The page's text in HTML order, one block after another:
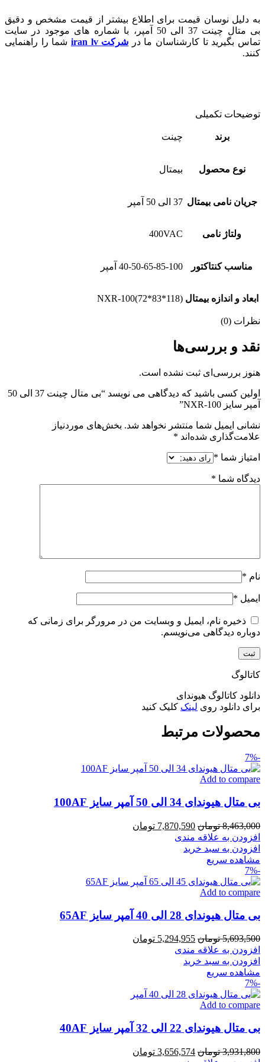
به دلیل نوسان قیمت برای اطلاع بیشتر از قیمت مشخص و دقیق
بی متال چینت 37 الی 50 آمپر، با شماره های موجود در سایت
تماس بگیرید تا کارشناسان ما در شرکت iran lv
شما را راهنمایی
کنند.
توضیحات تکمیلی
برند چینت
نوع محصول بیمتال
جریان نامی بیمتال 37 الی 50 آمپر
ولتاژ نامی 400VAC
مناسب کنتاکتور 40-50-65-85-100 آمپر
ابعاد و اندازه بیمتال NXR-100(72*83*118)
نظرات (0)
نقد و بررسی‌ها
هنوز بررسی‌ای ثبت نشده است.
اولین کسی باشید که دیدگاهی می نویسد “بی متال چینت 37 الی 50
آمپر سایز NXR-100”
نشانی ایمیل شما منتشر نخواهد شد. بخش‌های موردنیاز
علامت‌گذاری شده‌اند *
امتیاز شما *
دیدگاه شما *
نام *
ایمیل *
ذخیره نام، ایمیل و وبسایت من در مرورگر برای زمانی که
دوباره دیدگاهی می‌نویسم.
کاتالوگ
دانلود کاتالوگ هیوندای
برای دانلود روی لینک کلیک کنید
محصولات مرتبط
-7%
Add to compare
بی متال هیوندای 34 الی 50 آمپر سایز 100AF
8,463,000 تومان قیمت
اصلی
7,870,590 تومان
افزودن به علاقه مندی
افزودن به سبد خرید
مشاهده سریع
-7%
Add to compare
بی متال هیوندای 28 الی 40 آمپر سایز 65AF
5,693,500 تومان قیمت
اصلی
5,294,955 تومان
افزودن به علاقه مندی
افزودن به سبد خرید
مشاهده سریع
-7%
Add to compare
بی متال هیوندای 22 الی 32 آمپر سایز 40AF
3,931,800 تومان قیمت
3,656,574 تومان